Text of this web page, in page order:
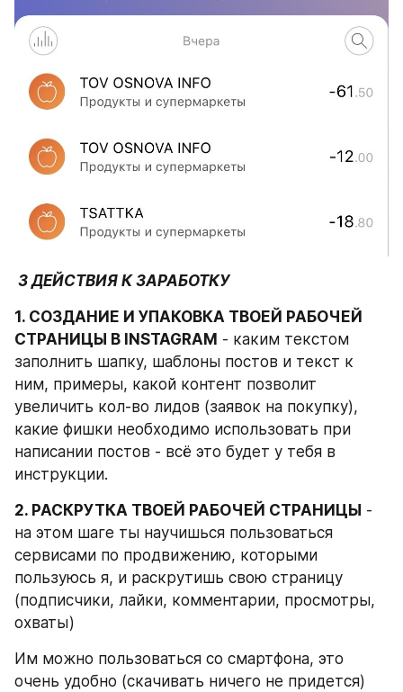
3 ДЕЙСТВИЯ К ЗАРАБОТКУ
1. СОЗДАНИЕ И УПАКОВКА ТВОЕЙ РАБОЧЕЙ
СТРАНИЦЫ В INSTAGRAM - каким текстом
заполнить шапку, шаблоны постов и текст к
ним, примеры, какой контент позволит
увеличить кол-во лидов (заявок на покупку),
какие фишки необходимо использовать при
написании постов - всё это будет у тебя в
инструкции.
2. РАСКРУТКА ТВОЕЙ РАБОЧЕЙ СТРАНИЦЫ -
на этом шаге ты научишься пользоваться
сервисами по продвижению, которыми
пользуюсь я, и раскрутишь свою страницу
(подписчики, лайки, комментарии, просмотры,
охваты)
Им можно пользоваться со смартфона, это
очень удобно (скачивать ничего не придется)